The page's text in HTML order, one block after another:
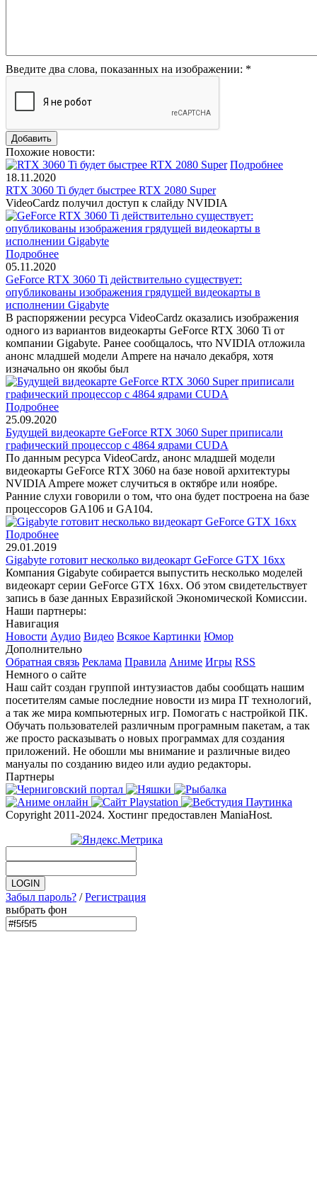
Введите два слова, показанных на изображении: *
Похожие новости:
Подробнее
18.11.2020
RTX 3060 Ti будет быстрее RTX 2080 Super
VideoCardz получил доступ к слайду NVIDIA
Подробнее
05.11.2020
GeForce RTX 3060 Ti действительно существует:
опубликованы изображения грядущей видеокарты в
исполнении Gigabyte
В распоряжении ресурса VideoCardz оказались изображения
одного из вариантов видеокарты GeForce RTX 3060 Ti от
компании Gigabyte. Ранее сообщалось, что NVIDIA отложила
анонс младшей модели Ampere на начало декабря, хотя
изначально он якобы был
Подробнее
25.09.2020
Будущей видеокарте GeForce RTX 3060 Super приписали
графический процессор с 4864 ядрами CUDA
По данным ресурса VideoCardz, анонс младшей модели
видеокарты GeForce RTX 3060 на базе новой архитектуры
NVIDIA Ampere может случиться в октябре или ноябре.
Ранние слухи говорили о том, что она будет построена на базе
процессоров GA106 и GA104.
Подробнее
29.01.2019
Gigabyte готовит несколько видеокарт GeForce GTX 16xx
Компания Gigabyte собирается выпустить несколько моделей
видеокарт серии GeForce GTX 16xx. Об этом свидетельствует
запись в базе данных Евразийской Экономической Комиссии.
Наши партнеры:
Навигация
Новости Аудио Видео Всякое Картинки Юмор
Дополнительно
Обратная связь Реклама Правила Аниме Игры RSS
Немного о сайте
Наш сайт создан группой интузиастов дабы сообщать нашим
посетителям самые последние новости из мира IT технологий,
а так же мира компьютерных игр. Помогать с настройкой ПК.
Обучать пользователей различным програмным пакетам, а так
же просто расказывать о новых программах для создания
приложений. Не обошли мы внимание и различные видео
мануалы по созданию видео или аудио редакторы.
Партнеры
Copyright 2011-2024. Хостинг предоставлен ManiaHost.
Забыл пароль? /Регистрация
выбрать фон